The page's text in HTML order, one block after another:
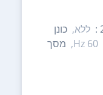
ללא, כונן
60 Hz,
מסך